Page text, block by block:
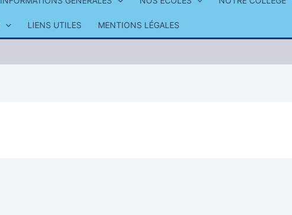
LIENS UTILES MENTIONS LÉGALES